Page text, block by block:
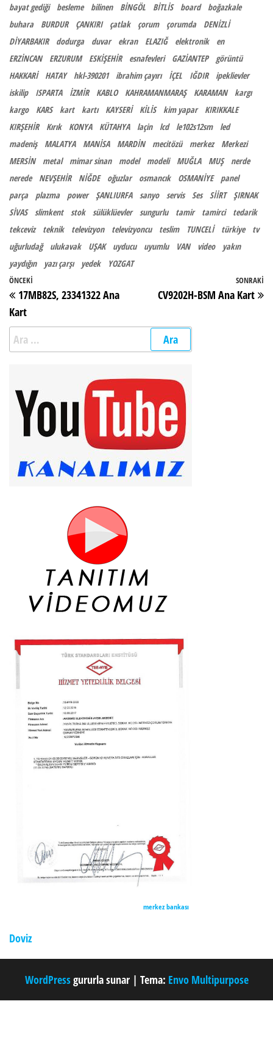
bayat gediği
besleme bilinen BİNGÖL BİTLİS board
boğazkale
buhara
BURDUR ÇANKIRI çatlak çorum çorumda
DENİZLİ
DİYARBAKIR
dodurga duvar ekran ELAZIĞ elektronik
en
ERZİNCAN
ERZURUM ESKİŞEHİR esnafevleri GAZİANTEP
görüntü
HAKKARİ
HATAY hkl-390201 ibrahim çayırı İÇEL IĞDIR
ipeklievler
iskilip
ISPARTA İZMİR KABLO KAHRAMANMARAŞ KARAMAN
kargı
kargo
KARS kart kartı KAYSERİ KİLİS kim yapar
KIRIKKALE
KIRŞEHİR
Kırık KONYA KÜTAHYA laçin lcd le102s12sm
led
madeniş
MALATYA MANİSA MARDİN mecitözü merkez
Merkezi
MERSİN
metal mimar sinan model modeli MUĞLA MUŞ
nerde
nerede
NEVŞEHİR NİĞDE oğuzlar osmancık OSMANİYE
panel
parça
plazma power ŞANLIURFA sanyo servis Ses SİİRT
ŞIRNAK
SİVAS
slimkent stok sülüklüevler sungurlu tamir tamirci
tedarik
tekceviz
teknik televizyon televizyoncu teslim TUNCELİ türkiye
tv
uğurludağ
ulukavak UŞAK uyducu uyumlu VAN video
yakın
yaydığın
yazı çarşı yedek YOZGAT
Yazı gezinmesi
Önceki Yazı
ÖNCEKI
17MB82S, 23341322 Ana
Kart
SONRAKI
CV9202H-BSM Ana Kart
Arama:
merkez bankası
Doviz
WordPressgururla sunar | Tema: Envo Multipurpose